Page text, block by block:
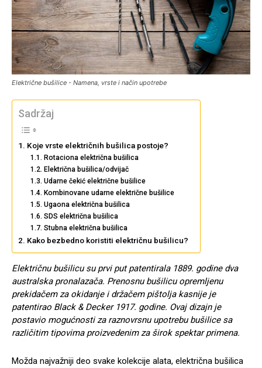
Električne bušilice - Namena, vrste i način upotrebe
Sadržaj
Koje vrste električnih bušilica postoje?
Rotaciona električna bušilica
Električna bušilica/odvijač
Udarne čekić električne bušilice
Kombinovane udarne električne bušilice
Ugaona električna bušilica
SDS električna bušilica
Stubna električna bušilica
Kako bezbedno koristiti električnu bušilicu?
Električnu bušilicu su prvi put patentirala 1889. godine dva
australska pronalazača. Prenosnu bušilicu opremljenu
prekidačem za okidanje i držačem pištolja kasnije je
patentirao Black & Decker 1917. godine. Ovaj dizajn je
postavio mogućnosti za raznovrsnu upotrebu bušilice sa
različitim tipovima proizvedenim za širok spektar primena.
Možda najvažniji deo svake kolekcije alata, električna bušilica